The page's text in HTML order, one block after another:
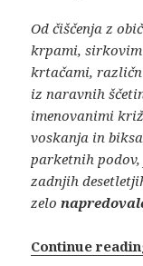
Od čiščenja z
krpami,
krtačami,
iz naravnih
imenovanimi
voskanja in
parketnih podov,
zadnjih
zelo
Continue